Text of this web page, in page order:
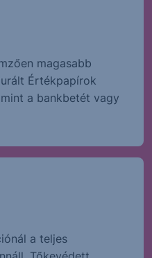
magasabb
Értékpapírok
a bankbetét vagy
a teljes